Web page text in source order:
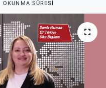
OKUNMA SÜRESI